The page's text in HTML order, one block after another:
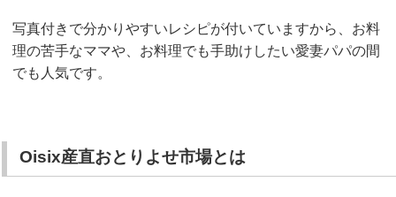
写真付きで分かりやすいレシピが付いていますから、お料
理の苦手なママや、お料理でも手助けしたい愛妻パパの間
でも人気です。
Oisix産直おとりよせ市場とは